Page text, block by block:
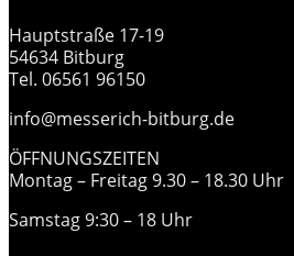
Hauptstraße 17-19
54634 Bitburg
Tel. 06561 96150
info@messerich-bitburg.de
ÖFFNUNGSZEITEN
Montag – Freitag 9.30 – 18.30 Uhr
Samstag 9:30 – 18 Uhr